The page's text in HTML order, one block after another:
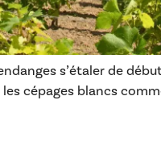
s’étaler de
cépages blancs